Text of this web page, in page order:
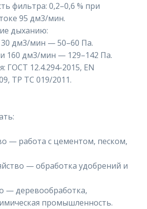
фильтра: 0,2–0,6 % при
95 дм3/мин.
дыханию:
дм3/мин — 50–60 Па.
160 дм3/мин — 129–142 Па.
ГОСТ 12.4.294-2015, EN
ТР ТС 019/2011.
— работа с цементом, песком,
— обработка удобрений и
— деревообработка,
промышленность.